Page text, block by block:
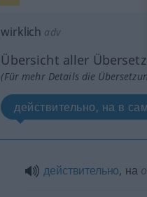
wirklich adv
Übersicht aller
(Für mehr Details die
действительно, на в
действительно, на